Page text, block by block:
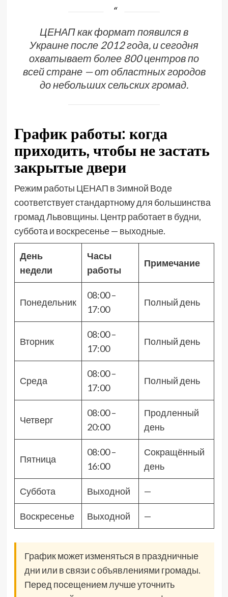
ЦЕНАП как формат появился в
Украине после 2012 года, и сегодня
охватывает более 800 центров по
всей стране — от областных городов
до небольших сельских громад.
График работы: когда
приходить, чтобы не застать
закрытые двери
Режим работы ЦЕНАП в Зимной Воде
соответствует стандартному для большинства
громад Львовщины. Центр работает в будни,
суббота и воскресенье — выходные.
День
недели
Часы
работы
Примечание
Понедельник
08:00 –
17:00
Полный день
Вторник
08:00 –
17:00
Полный день
Среда
08:00 –
17:00
Полный день
Четверг
08:00 –
20:00
Продленный
день
Пятница
08:00 –
16:00
Сокращённый
день
Суббота Выходной —
Воскресенье Выходной —
График может изменяться в праздничные
дни или в связи с объявлениями громады.
Перед посещением лучше уточнить